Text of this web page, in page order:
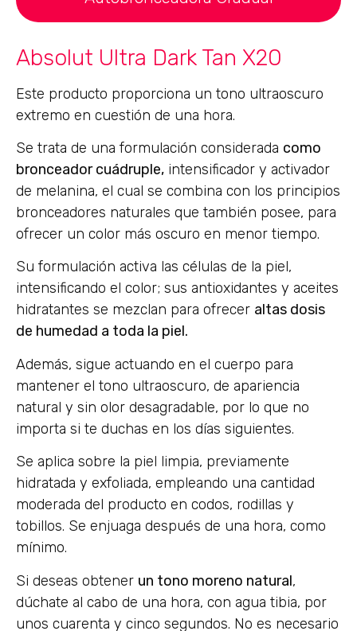
Absolut Ultra Dark Tan X20
Este producto proporciona un tono ultraoscuro
extremo en cuestión de una hora.
Se trata de una formulación considerada como
bronceador cuádruple, intensificador y activador
de melanina, el cual se combina con los principios
bronceadores naturales que también posee, para
ofrecer un color más oscuro en menor tiempo.
Su formulación activa las células de la piel,
intensificando el color; sus antioxidantes y aceites
hidratantes se mezclan para ofrecer altas dosis
de humedad a toda la piel.
Además, sigue actuando en el cuerpo para
mantener el tono ultraoscuro, de apariencia
natural y sin olor desagradable, por lo que no
importa si te duchas en los días siguientes.
Se aplica sobre la piel limpia, previamente
hidratada y exfoliada, empleando una cantidad
moderada del producto en codos, rodillas y
tobillos. Se enjuaga después de una hora, como
mínimo.
Si deseas obtener un tono moreno natural,
dúchate al cabo de una hora, con agua tibia, por
unos cuarenta y cinco segundos. No es necesario